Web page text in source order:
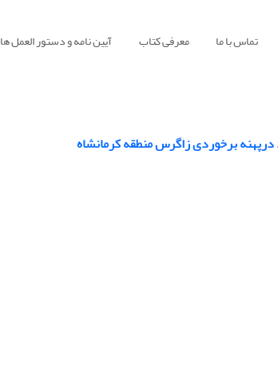
تماس با ما معرفی کتاب آیین نامه و دستور العمل ها
برخوردی زاگرس منطقه کرمانشاه